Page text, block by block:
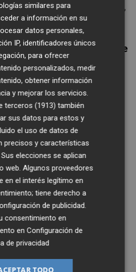
más o menos acertado ,
a su ímpetu y por
andaba buscando y
al echar la bola al aire
en blanco, logró el
set después de otros
se podía esperar, iba a
dando lo mejor de
el de El Palmar dio otro
servicio de su oponente.
a por él dispuso de un
que sí materializó.
y tenía que aprovechar
en el encuentro
donde quería. Le
y en el marcador.
similares para
a información en su
datos personales,
IP, identificadores únicos
para ofrecer
personalizados, medir
obtener información
y mejorar los servicios.
terceros (1913) también
sus datos para estos y
el uso de datos de
precisos y características
elecciones se aplican
web. Algunos proveedores
en el interés legítimo en
tiene derecho a
de publicidad.
consentimiento en
enConfiguración de
de privacidad
TODO